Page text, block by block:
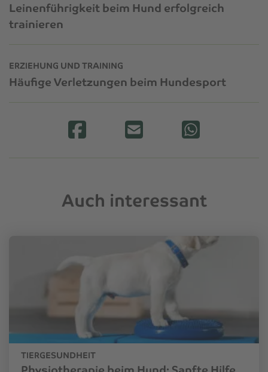
Leinenführigkeit beim Hund erfolgreich
trainieren
ERZIEHUNG UND TRAINING
Häufige Verletzungen beim Hundesport
Auch interessant
TIERGESUNDHEIT